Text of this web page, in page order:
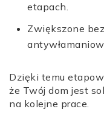
etapach.
Zwiększone
Dzięki temu
że Twój dom jest
na kolejne prace.